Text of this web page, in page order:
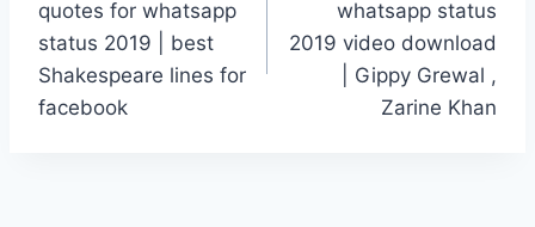
quotes for whatsapp
status 2019 | best
Shakespeare lines for
facebook
whatsapp status
2019 video download
| Gippy Grewal ,
Zarine Khan